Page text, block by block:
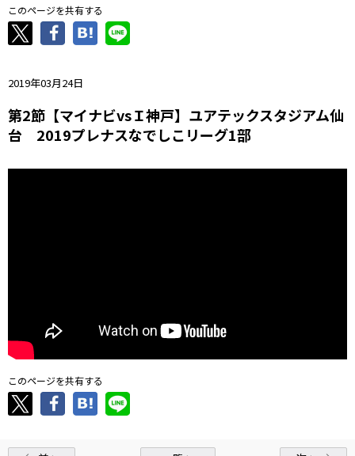
ニッパツ
-
このページを共有する
2019年03月24日
第2節【マイナビvsＩ神戸】ユアテックスタジアム仙
台 2019プレナスなでしこリーグ1部
このページを共有する